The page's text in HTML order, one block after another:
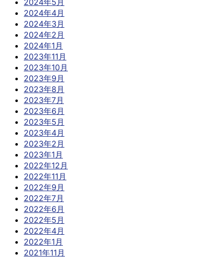
2024年5月
2024年4月
2024年3月
2024年2月
2024年1月
2023年11月
2023年10月
2023年9月
2023年8月
2023年7月
2023年6月
2023年5月
2023年4月
2023年2月
2023年1月
2022年12月
2022年11月
2022年9月
2022年7月
2022年6月
2022年5月
2022年4月
2022年1月
2021年11月